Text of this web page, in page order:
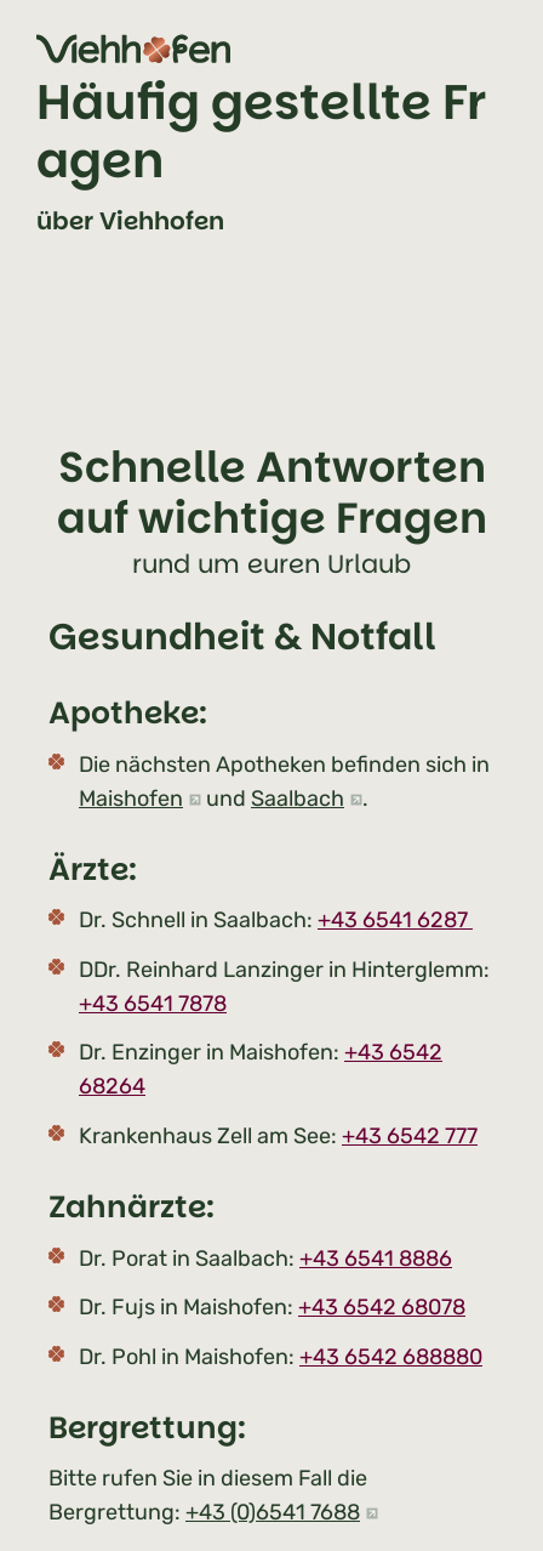
Zum Inhalt springen (Alt+0)
Zum Hauptmenü springen (Alt+1)
Häufig gestellte Fr
agen
über Viehhofen
Schnelle Antworten
auf wichtige Fragen
rund um euren Urlaub
Gesundheit & Notfall
Apotheke:
Die nächsten Apotheken befinden sich in
Maishofen
und Saalbach .
Ärzte:
Dr. Schnell in Saalbach: +43 6541 6287
DDr. Reinhard Lanzinger in Hinterglemm:
+43 6541 7878
Dr. Enzinger in Maishofen: +43 6542
68264
Krankenhaus Zell am See: +43 6542 777
Zahnärzte:
Dr. Porat in Saalbach: +43 6541 8886
Dr. Fujs in Maishofen: +43 6542 68078
Dr. Pohl in Maishofen: +43 6542 688880
Bergrettung:
Bitte rufen Sie in diesem Fall die
Bergrettung: +43 (0)6541 7688